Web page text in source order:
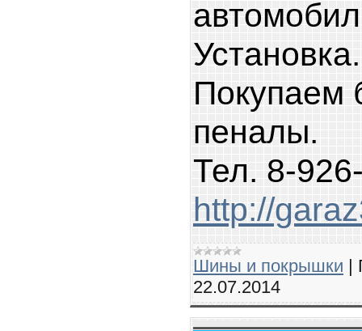
Установка.
Покупаем
пеналы.
Тел. 8-
http://
Шины и покрышки |
22.07.2014